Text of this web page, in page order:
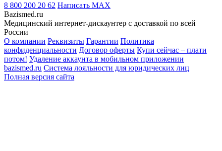
8 800 200 20 62 Написать MAX
Bazismed.ru
Медицинский интернет-дискаунтер с доставкой по всей
России
О компании Реквизиты Гарантии Политика
конфиденциальности Договор оферты Купи сейчас – плати
потом! Удаление аккаунта в мобильном приложении
bazismed.ru Система лояльности для юридических лиц
Полная версия сайта